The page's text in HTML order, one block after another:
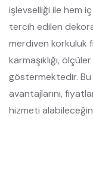
işlevselliği ile hem
tercih edilen
merdiven korkuluk
karmaşıklığı,
göstermektedir. Bu
avantajlarını,
hizmeti